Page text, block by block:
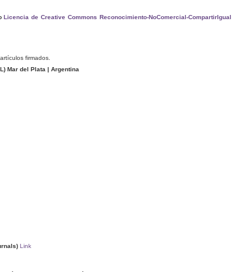
Licencia de Creative Commons Reconocimiento-NoComercial-CompartirIgual
firmados.
) Mar del Plata | Argentina
Link